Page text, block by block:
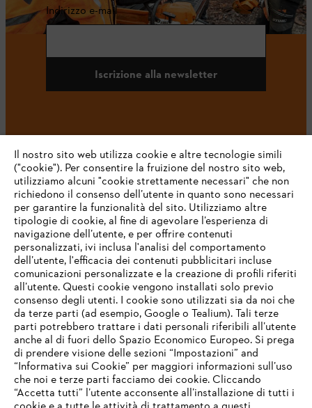
Indirizzo e-mail
Iscrizione alla newsletter
#STIHL
L’azienda
STIHL FAQ
Service
IHR BROWSER WIRD NICHT
UNTERSTÜTZT
Il nostro sito web utilizza cookie e altre tecnologie simili
("cookie"). Per consentire la fruizione del nostro sito web,
utilizziamo alcuni "cookie strettamente necessari" che non
richiedono il consenso dell’utente in quanto sono necessari
per garantire la funzionalità del sito. Utilizziamo altre
tipologie di cookie, al fine di agevolare l’esperienza di
navigazione dell’utente, e per offrire contenuti
personalizzati, ivi inclusa l'analisi del comportamento
dell’utente, l'efficacia dei contenuti pubblicitari incluse
comunicazioni personalizzate e la creazione di profili riferiti
all’utente. Questi cookie vengono installati solo previo
consenso degli utenti. I cookie sono utilizzati sia da noi che
da terze parti (ad esempio, Google o Tealium). Tali terze
parti potrebbero trattare i dati personali riferibili all’utente
anche al di fuori dello Spazio Economico Europeo. Si prega
di prendere visione delle sezioni “Impostazioni” and
“Informativa sui Cookie” per maggiori informazioni sull’uso
che noi e terze parti facciamo dei cookie. Cliccando
“Accetta tutti” l’utente acconsente all’installazione di tutti i